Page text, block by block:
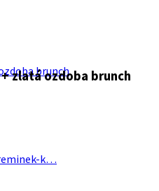
zlatá ozdoba brunch
k…